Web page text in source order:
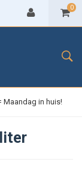
0
Maandag in huis!